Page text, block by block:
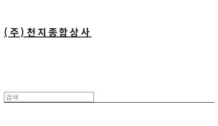
(주)천지종합상사